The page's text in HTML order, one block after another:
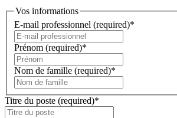
Vos informations
E-mail professionnel (required)*
Prénom (required)*
Nom de famille (required)*
Titre du poste (required)*